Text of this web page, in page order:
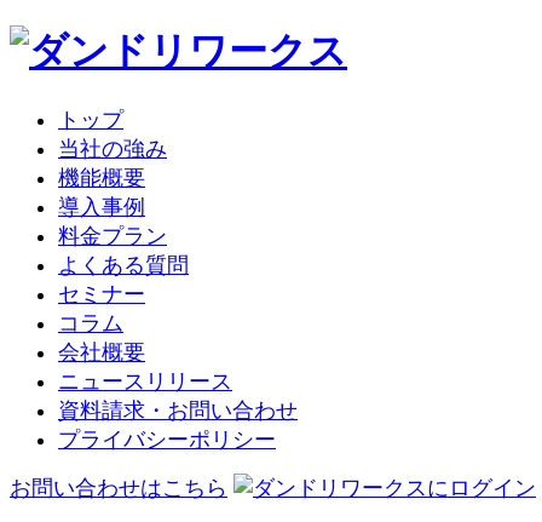
トップ
当社の強み
機能概要
導入事例
料金プラン
よくある質問
セミナー
コラム
会社概要
ニュースリリース
資料請求・お問い合わせ
プライバシーポリシー
お問い合わせはこちら